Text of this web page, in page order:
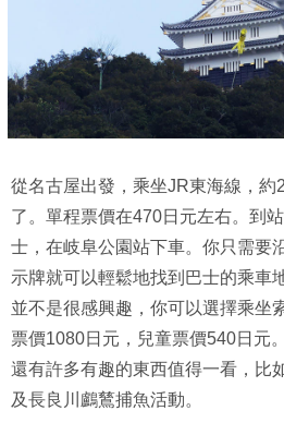
從名古屋出發，乘坐JR東海線，約
了。單程票價在470日元左右。到
士，在岐阜公園站下車。你只需要
示牌就可以輕鬆地找到巴士的乘車
並不是很感興趣，你可以選擇乘坐
票價1080日元，兒童票價540日元
還有許多有趣的東西值得一看，比
及長良川鸕鶿捕魚活動。